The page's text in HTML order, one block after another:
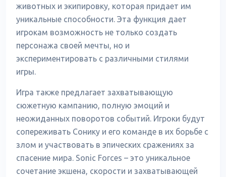
животных и экипировку, которая придает им
уникальные способности. Эта функция дает
игрокам возможность не только создать
персонажа своей мечты, но и
экспериментировать с различными стилями
игры.
Игра также предлагает захватывающую
сюжетную кампанию, полную эмоций и
неожиданных поворотов событий. Игроки будут
сопереживать Сонику и его команде в их борьбе с
злом и участвовать в эпических сражениях за
спасение мира. Sonic Forces – это уникальное
сочетание экшена, скорости и захватывающей